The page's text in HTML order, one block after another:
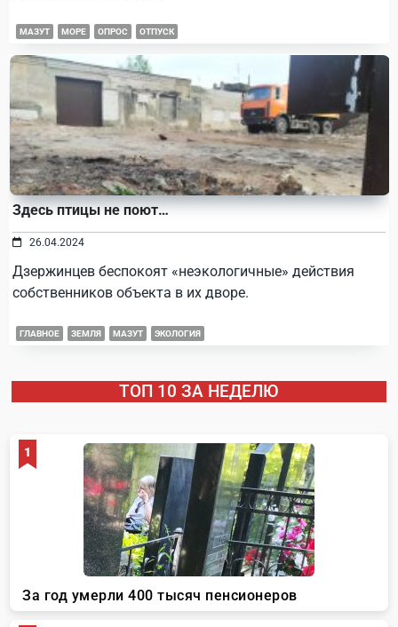
МАЗУТ МОРЕ ОПРОС ОТПУСК
Здесь птицы не поют…
26.04.2024
Дзержинцев беспокоят «неэкологичные» действия
собственников объекта в их дворе.
ГЛАВНОЕ ЗЕМЛЯ МАЗУТ ЭКОЛОГИЯ
ТОП 10 ЗА НЕДЕЛЮ